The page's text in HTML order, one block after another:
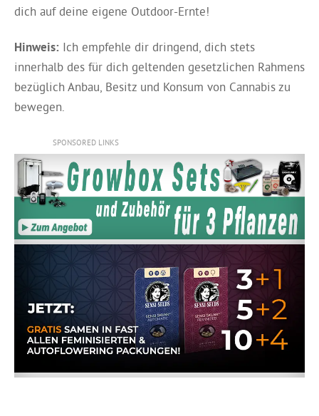
dich auf deine eigene Outdoor-Ernte!
Hinweis: Ich empfehle dir dringend, dich stets
innerhalb des für dich geltenden gesetzlichen Rahmens
bezüglich Anbau, Besitz und Konsum von Cannabis zu
bewegen.
SPONSORED LINKS